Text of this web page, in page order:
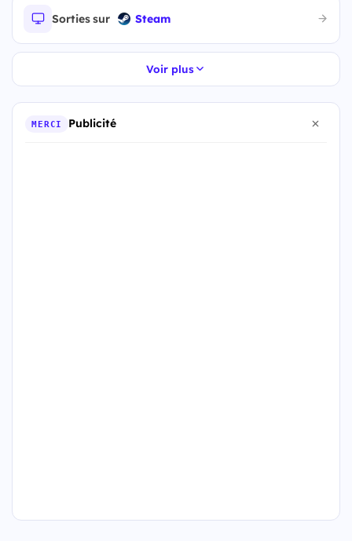
Sorties sur Steam
Voir plus
MERCI Publicité